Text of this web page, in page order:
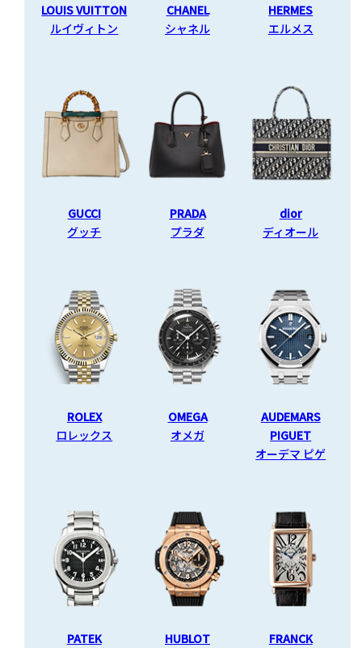
LOUIS VUITTON
ルイヴィトン
CHANEL
シャネル
HERMES
エルメス
GUCCI
グッチ
PRADA
プラダ
dior
ディオール
ROLEX
ロレックス
OMEGA
オメガ
AUDEMARS
PIGUET
オーデマ ピゲ
PATEK
HUBLOT
FRANCK